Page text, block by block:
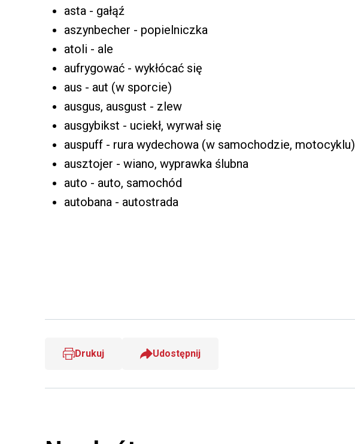
asta - gałąź
aszynbecher - popielniczka
atoli - ale
aufrygować - wykłócać się
aus - aut (w sporcie)
ausgus, ausgust - zlew
ausgybikst - uciekł, wyrwał się
auspuff - rura wydechowa (w samochodzie, motocyklu)
ausztojer - wiano, wyprawka ślubna
auto - auto, samochód
autobana - autostrada
Drukuj Udostępnij